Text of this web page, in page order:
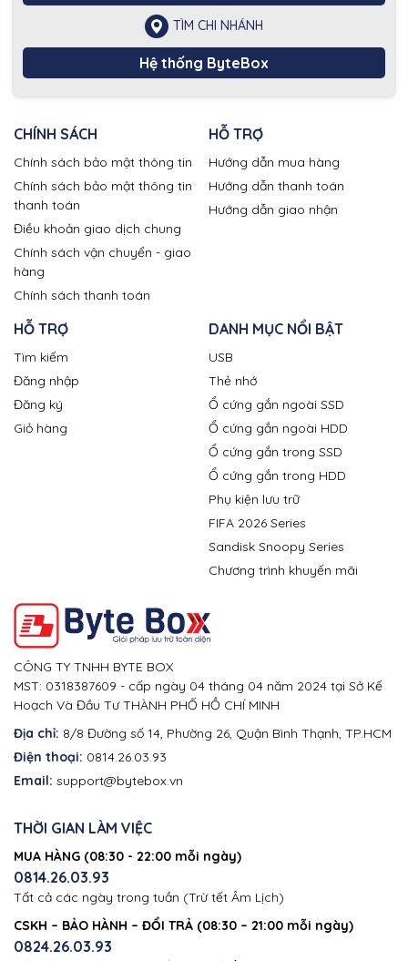
TÌM CHI NHÁNH
Hệ thống ByteBox
CHÍNH SÁCH
Chính sách bảo mật thông tin
Chính sách bảo mật thông tin
thanh toán
Điều khoản giao dịch chung
Chính sách vận chuyển - giao
hàng
Chính sách thanh toán
HỖ TRỢ
Hướng dẫn mua hàng
Hướng dẫn thanh toán
Hướng dẫn giao nhận
HỖ TRỢ
Tìm kiếm
Đăng nhập
Đăng ký
Giỏ hàng
DANH MỤC NỔI BẬT
USB
Thẻ nhớ
Ổ cứng gắn ngoài SSD
Ổ cứng gắn ngoài HDD
Ổ cứng gắn trong SSD
Ổ cứng gắn trong HDD
Phụ kiện lưu trữ
FIFA 2026 Series
Sandisk Snoopy Series
Chương trình khuyến mãi
CÔNG TY TNHH BYTE BOX
MST: 0318387609 - cấp ngày 04 tháng 04 năm 2024 tại Sở Kế
Hoạch Và Đầu Tư THÀNH PHỐ HỒ CHÍ MINH
Địa chỉ: 8/8 Đường số 14, Phường 26, Quận Bình Thạnh, TP.HCM
Điện thoại: 0814.26.03.93
Email: support@bytebox.vn
THỜI GIAN LÀM VIỆC
MUA HÀNG (08:30 - 22:00 mỗi ngày)
0814.26.03.93
Tất cả các ngày trong tuần (Trừ tết Âm Lịch)
CSKH – BẢO HÀNH – ĐỔI TRẢ (08:30 – 21:00 mỗi ngày)
0824.26.03.93